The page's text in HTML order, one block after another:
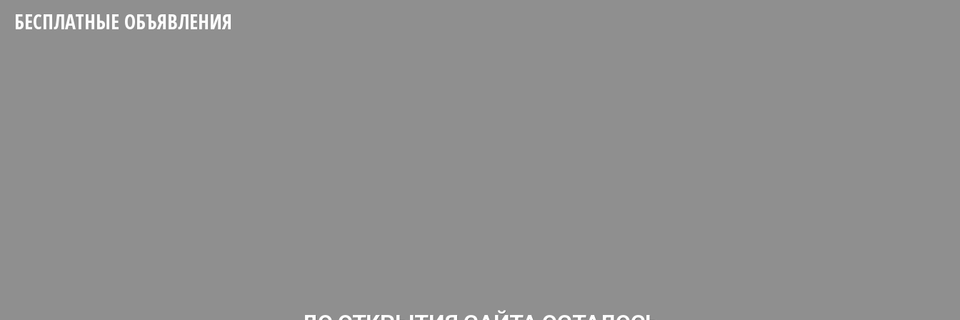
БЕСПЛАТНЫЕ ОБЪЯВЛЕНИЯ